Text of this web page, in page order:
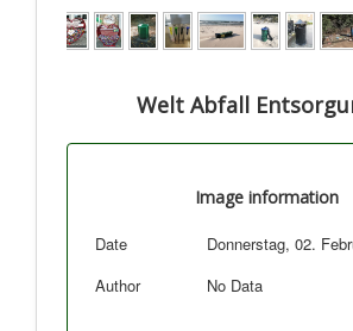
Welt Abfall
Image information
Date
Donnerstag, 02.
Author
No Data